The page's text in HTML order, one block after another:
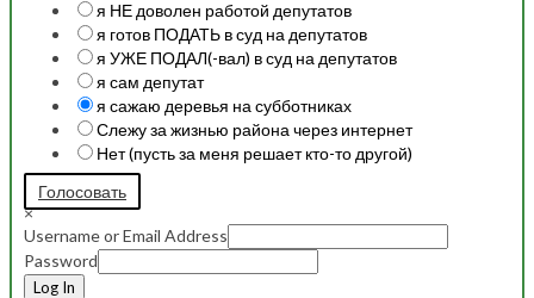
я НЕ доволен работой депутатов
я готов ПОДАТЬ в суд на депутатов
я УЖЕ ПОДАЛ(-вал) в суд на депутатов
я сам депутат
я сажаю деревья на субботниках
Слежу за жизнью района через интернет
Нет (пусть за меня решает кто-то другой)
Голосовать
×
Username or Email Address
Password
Log In